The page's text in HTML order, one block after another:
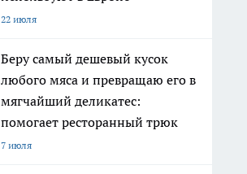
22 июля
Беру самый дешевый кусок
любого мяса и превращаю его в
мягчайший деликатес:
помогает ресторанный трюк
7 июля